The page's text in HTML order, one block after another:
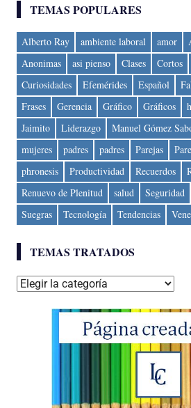
TEMAS POPULARES
Alberto Ray ambiente laboral amor
Anonimas
asi pienso Clases Cortos
Curiosidades
Efemérides Español
Frases
Gerencia Gráfico Gráficos
Jaimito
Liderazgo Manuel Gómez
mujeres
padres padres Parejas
phronesis
Productividad Recuerdos
Renuevo de Plenitud
salud Seguridad
Suegras
Tecnología Tendencias
TEMAS TRATADOS
Temas